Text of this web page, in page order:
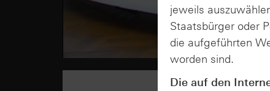
jeweils
Staatsbürger oder
die aufgeführten
worden sind.
Die auf den